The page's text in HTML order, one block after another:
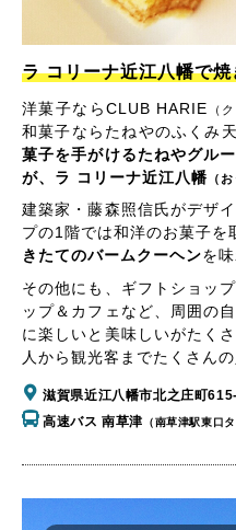
ラ コリーナ近江八幡で
洋菓子ならCLUB HARIE （
和菓子ならたねやのふくみ
菓子を手がけるたねやグル
が、ラ コリーナ近江八幡 （
建築家・藤森照信氏がデザ
プの1階では和洋のお菓子を
きたてのバームクーヘンを
その他にも、ギフトショッ
ップ＆カフェなど、周囲の
に楽しいと美味しいがたく
人から観光客までたくさん
滋賀県近江八幡市北之庄町
高速バス 南草津 （南草津駅東口